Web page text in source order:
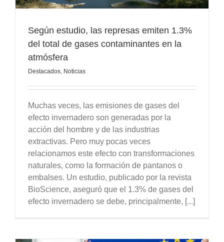
Según estudio, las represas emiten 1.3%
del total de gases contaminantes en la
atmósfera
Destacados Noticias
Muchas veces, las emisiones de gases del
efecto invernadero son generadas por la
acción del hombre y de las industrias
extractivas. Pero muy pocas veces
relacionamos este efecto con transformaciones
naturales, como la formación de pantanos o
embalses. Un estudio, publicado por la revista
BioScience, aseguró que el 1.3% de gases del
efecto invernadero se debe, principalmente, [...]